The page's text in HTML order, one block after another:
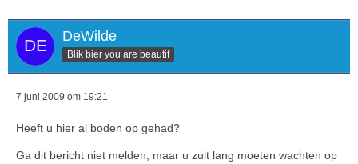
DeWilde
Blik bier you are beautif
7 juni 2009 om 19:21
Heeft u hier al boden op gehad?
Ga dit bericht niet melden, maar u zult lang moeten wachten op